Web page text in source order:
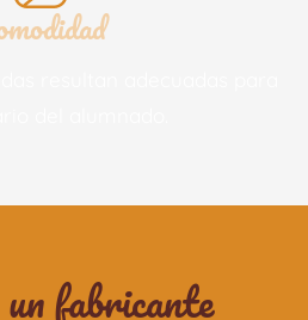
fabricante